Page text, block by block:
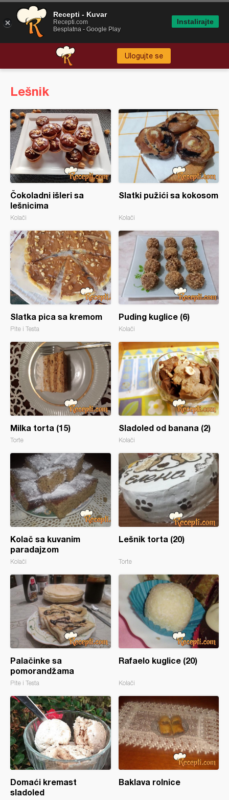
Ulogujte se
Lešnik
Čokoladni išleri sa
lešnicima
Kolači
Slatki pužići sa kokosom
Kolači
Slatka pica sa kremom
Pite i Testa
Puding kuglice (6)
Kolači
Milka torta (15)
Torte
Sladoled od banana (2)
Kolači
Kolač sa kuvanim
paradajzom
Kolači
Lešnik torta (20)
Torte
Palačinke sa
pomorandžama
Pite i Testa
Rafaelo kuglice (20)
Kolači
Domaći kremast
sladoled
Baklava rolnice
Recepti - Kuvar
Recepti.com
Besplatna - Google Play
Instalirajte